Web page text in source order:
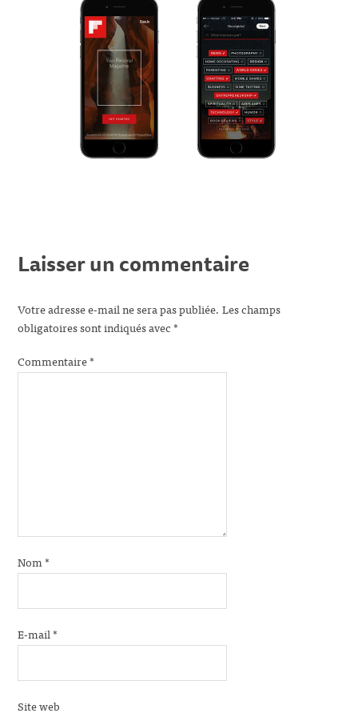
Laisser un commentaire
Votre adresse e-mail ne sera pas publiée. Les champs
obligatoires sont indiqués avec*
Commentaire*
Nom*
E-mail*
Site web